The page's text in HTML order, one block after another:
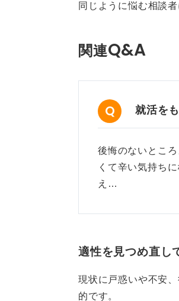
同じように悩む相談
関連Q&A
就活を
後悔のないとこ
くて辛い気持ち
え…
適性を見つめ直し
現状に戸惑いや不安
的です。